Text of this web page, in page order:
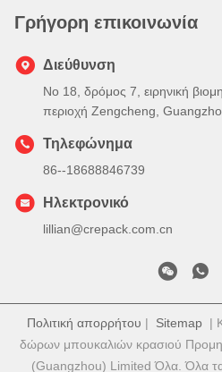
Γρήγορη επικοινωνία
Διεύθυνση
Νο 18, δρόμος 7, ειρηνική
περιοχή Zengcheng,
Τηλεφώνημα
86--18688846739
Ηλεκτρονικό
lillian@crepack.com.cn
Πολιτική απορρήτου | Sitemap |
δώρων μπουκαλιών κρασιού
(Guangzhou) Limited Όλα. Όλα τα